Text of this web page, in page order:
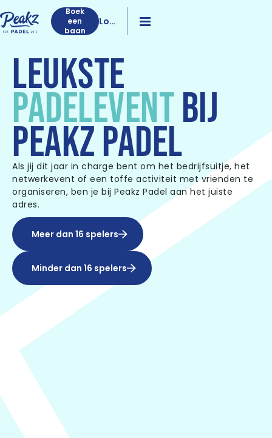
Boek
een
baan
Log
LEUKSTE
PADELEVENTBIJ
PEAKZ PADEL
Als jij dit jaar in charge bent om het bedrijfsuitje, het
netwerkevent of een toffe activiteit met vrienden te
organiseren, ben je bij Peakz Padel aan het juiste
adres.
Meer dan 16 spelers
Minder dan 16 spelers